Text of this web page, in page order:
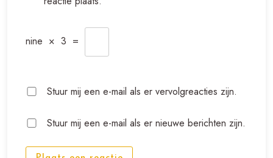
nine × 3 =
Stuur mij een e-mail als er vervolgreacties zijn.
Stuur mij een e-mail als er nieuwe berichten zijn.